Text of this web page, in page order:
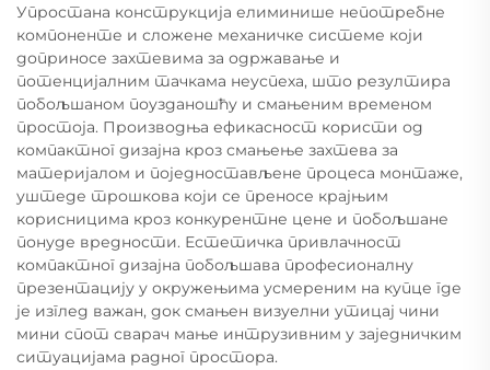
Упростана конструкција елиминише непотребне
компоненте и сложене механичке системе који
доприносе захтевима за одржавање и
потенцијалним тачкама неуспеха, што резултира
побољшаном поузданошћу и смањеним временом
простоја. Производња ефикасност користи од
компактног дизајна кроз смањење захтева за
материјалом и поједностављене процеса монтаже,
уштеде трошкова који се преносе крајњим
корисницима кроз конкурентне цене и побољшане
понуде вредности. Естетичка привлачност
компактног дизајна побољшава професионалну
презентацију у окружењима усмереним на купце где
је изглед важан, док смањен визуелни утицај чини
мини спот сварач мање интрузивним у заједничким
ситуацијама радног простора.